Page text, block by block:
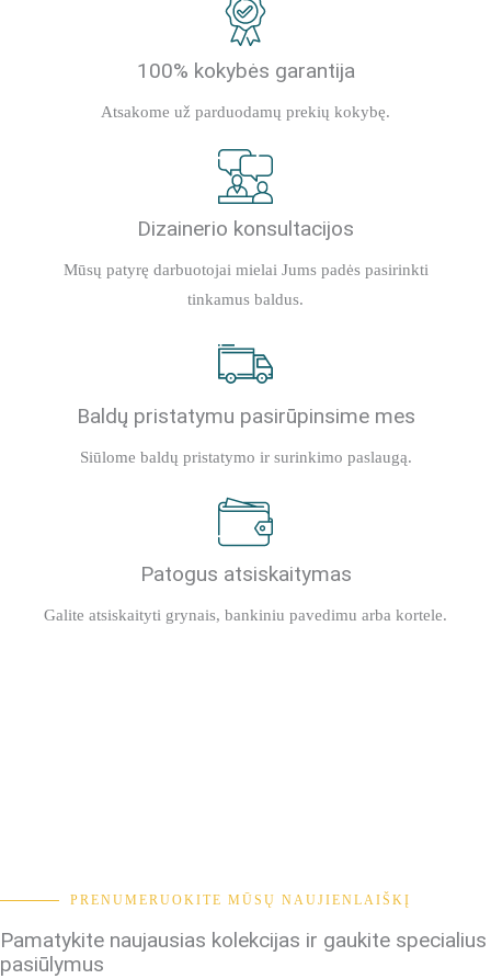
100% kokybės garantija
Atsakome už parduodamų prekių kokybę.
Dizainerio konsultacijos
Mūsų patyrę darbuotojai mielai Jums padės pasirinkti
tinkamus baldus.
Baldų pristatymu pasirūpinsime mes
Siūlome baldų pristatymo ir surinkimo paslaugą.
Patogus atsiskaitymas
Galite atsiskaityti grynais, bankiniu pavedimu arba kortele.
PRENUMERUOKITE MŪSŲ NAUJIENLAIŠKĮ
Pamatykite naujausias kolekcijas ir gaukite specialius
pasiūlymus